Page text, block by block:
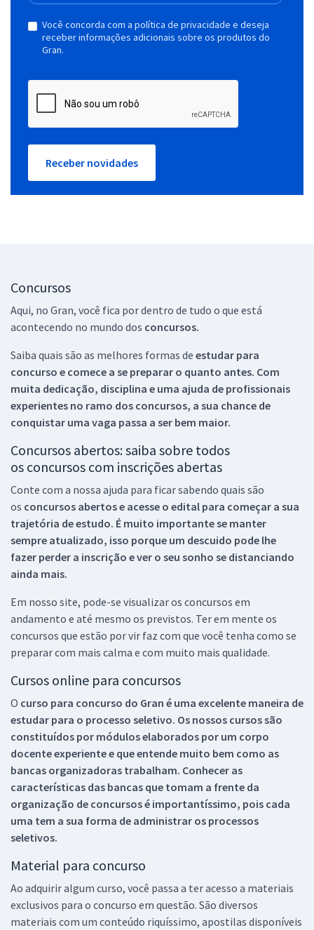
Você concorda com a política de privacidade e deseja
receber informações adicionais sobre os produtos do
Gran.
Receber novidades
Concursos
Aqui, no Gran, você fica por dentro de tudo o que está
acontecendo no mundo dos concursos.
Saiba quais são as melhores formas de estudar para
concurso e comece a se preparar o quanto antes. Com
muita dedicação, disciplina e uma ajuda de profissionais
experientes no ramo dos concursos, a sua chance de
conquistar uma vaga passa a ser bem maior.
Concursos abertos: saiba sobre todos
os concursos com inscrições abertas
Conte com a nossa ajuda para ficar sabendo quais são
os concursos abertos e acesse o edital para começar a sua
trajetória de estudo. É muito importante se manter
sempre atualizado, isso porque um descuido pode lhe
fazer perder a inscrição e ver o seu sonho se distanciando
ainda mais.
Em nosso site, pode-se visualizar os concursos em
andamento e até mesmo os previstos. Ter em mente os
concursos que estão por vir faz com que você tenha como se
preparar com mais calma e com muito mais qualidade.
Cursos online para concursos
O curso para concurso do Gran é uma excelente maneira de
estudar para o processo seletivo. Os nossos cursos são
constituídos por módulos elaborados por um corpo
docente experiente e que entende muito bem como as
bancas organizadoras trabalham. Conhecer as
características das bancas que tomam a frente da
organização de concursos é importantíssimo, pois cada
uma tem a sua forma de administrar os processos
seletivos.
Material para concurso
Ao adquirir algum curso, você passa a ter acesso a materiais
exclusivos para o concurso em questão. São diversos
materiais com um conteúdo riquíssimo, apostilas disponíveis